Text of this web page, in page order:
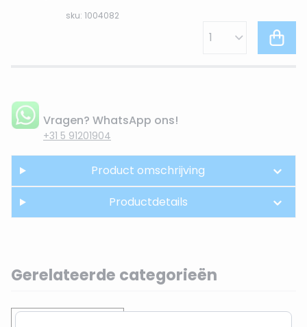
sku: 1004082
Vragen? WhatsApp ons!
+31 5 91201904
Product omschrijving
Productdetails
Gerelateerde categorieën